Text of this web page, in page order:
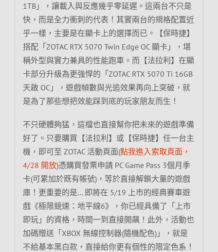
1TB」，讓載入與反應幾乎零延遲。這兩台不只是
快，而是全力衝刺的代表！其實兩台的規格配置近
乎一樣，主要是在顯卡上的選擇而已。【保時捷】
搭配「ZOTAC RTX 5070 Twin Edge OC 顯卡」，堪
稱外型與實力兼具的性能跑車。而【法拉利】在顯
卡部分升級為更強悍的「ZOTAC RTX 5070 Ti 16GB
天啟 OC」，遊戲幀數與光追效果再向上突破，就
是為了那些想把效能踩到底的玩家朋友而生！
不只硬體夠猛，這檔也直接幫你把未來的遊戲準備
好了。只要購買【法拉利】或【保時捷】任一台主
機，即可至 ZOTAC 活動頁面(點我進入索取頁面，
4/28 開放)憑購買發票申請 PC Game Pass 3個月季
卡(可累加於既有帳號)，等於直接解鎖大量的遊戲
庫！更重要的是… 即將在 5/19 上市的經典賽車遊
戲《極限競速：地平線6》，你已經具備了「上市
即玩」的資格，時間一到直接開飆！此外，活動也
加碼贈送「XBOX 無線控制器(隨機配色)」，就是
不給基本黑白款，直接給你更有個性的限定色系！